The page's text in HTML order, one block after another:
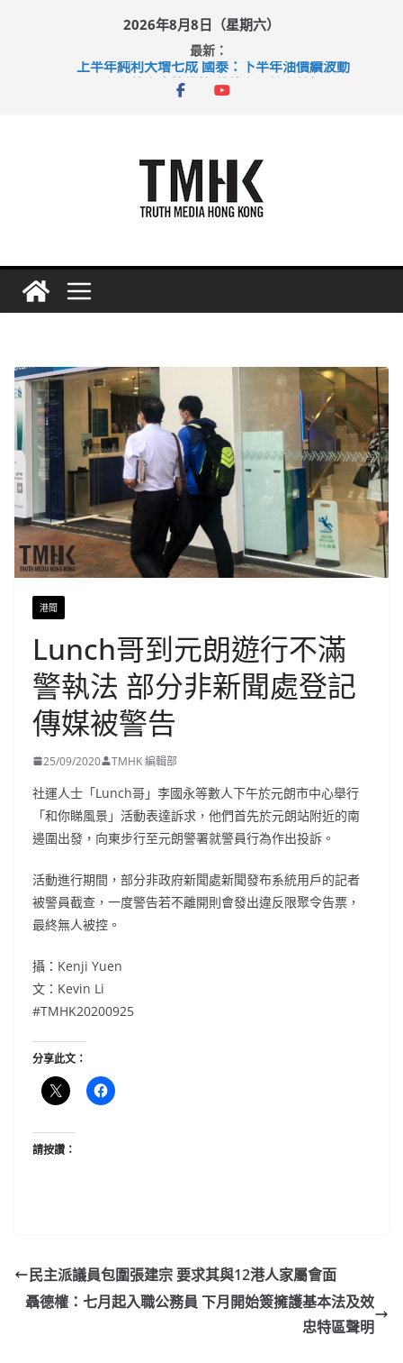
2026年8月8日（星期六）
最新：
上半年純利大增七成 國泰：下半年油價續波動
拜仁熱身賽挫維拉 啟德主場館奪錦標
港聞
Lunch哥到元朗遊行不滿
警執法 部分非新聞處登記
傳媒被警告
25/09/2020 TMHK 編輯部
社運人士「Lunch哥」李國永等數人下午於元朗市中心舉行
「和你睇風景」活動表達訴求，他們首先於元朗站附近的南
邊圍出發，向東步行至元朗警署就警員行為作出投訴。
活動進行期間，部分非政府新聞處新聞發布系統用戶的記者
被警員截查，一度警告若不離開則會發出違反限聚令告票，
最終無人被控。
攝：Kenji Yuen
文：Kevin Li
#TMHK20200925
分享此文：
請按讚：
民主派議員包圍張建宗 要求其與12港人家屬會面
聶德權：七月起入職公務員 下月開始簽擁護基本法及效
忠特區聲明